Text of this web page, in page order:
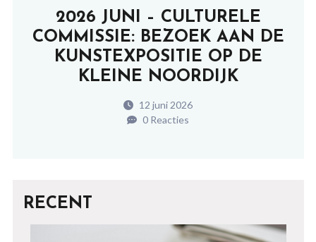
2026 JUNI – CULTURELE
COMMISSIE: BEZOEK AAN DE
KUNSTEXPOSITIE OP DE
KLEINE NOORDIJK
12 juni 2026
0 Reacties
RECENT